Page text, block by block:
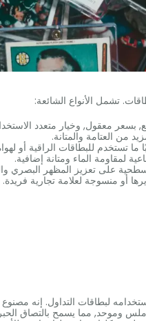
تشمل الأنواع الشائعة:
بسعر معقول, وخيار متعدد
من العتامة والمتانة.
ما تستخدم للبطاقات الراقية أو
لمقاومة الماء ومتانة إضافية.
على تعزيز المظهر البصري
أو منسوجة لعلامة تجارية فريدة.
لبطاقات التداول. إنه
وموحد, مما يسمح بالتصاق